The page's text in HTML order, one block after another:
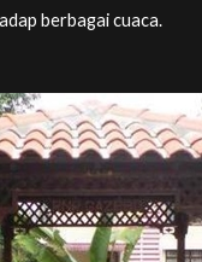
berbagai cuaca.